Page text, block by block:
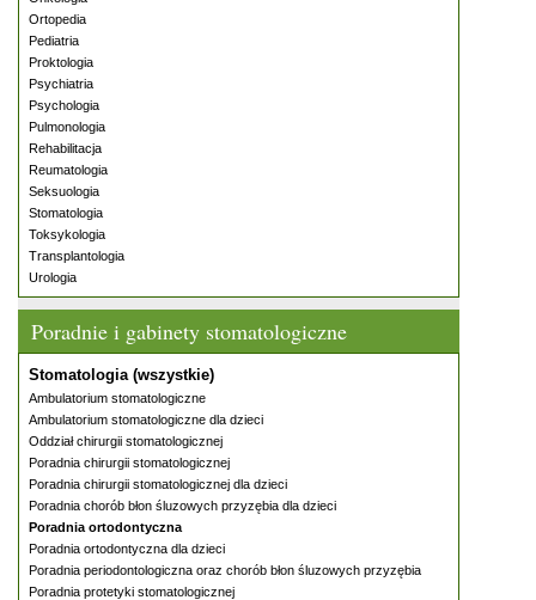
Ortopedia
Pediatria
Proktologia
Psychiatria
Psychologia
Pulmonologia
Rehabilitacja
Reumatologia
Seksuologia
Stomatologia
Toksykologia
Transplantologia
Urologia
Poradnie i gabinety stomatologiczne
Stomatologia (wszystkie)
Ambulatorium stomatologiczne
Ambulatorium stomatologiczne dla dzieci
Oddział chirurgii stomatologicznej
Poradnia chirurgii stomatologicznej
Poradnia chirurgii stomatologicznej dla dzieci
Poradnia chorób błon śluzowych przyzębia dla dzieci
Poradnia ortodontyczna
Poradnia ortodontyczna dla dzieci
Poradnia periodontologiczna oraz chorób błon śluzowych przyzębia
Poradnia protetyki stomatologicznej